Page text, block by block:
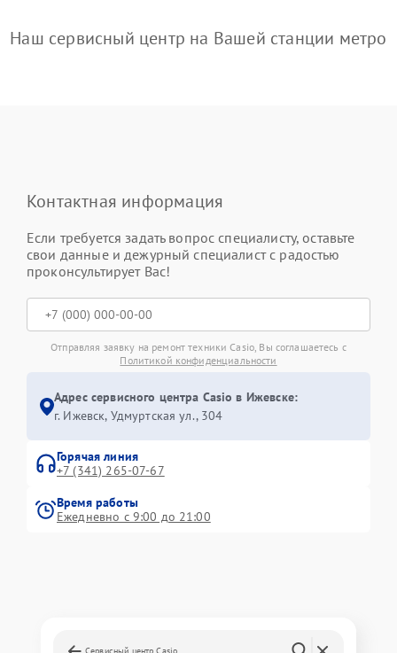
Наш сервисный центр на Вашей станции метро
Контактная информация
Если требуется задать вопрос специалисту, оставьте
свои данные и дежурный специалист с радостью
проконсультирует Вас!
Отправляя заявку на ремонт техники Casio, Вы соглашаетесь с
Политикой конфиденциальности
Адрес сервисного центра Casio в Ижевске:
г. Ижевск, Удмуртская ул., 304
Горячая линия
+7 (341) 265-07-67
Время работы
Ежедневно с 9:00 до 21:00